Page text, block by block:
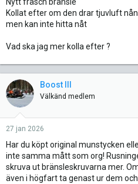
Kollat efter om den drar tjuvluft
men kan inte hitta nåt
Vad ska jag mer kolla efter ?
Boost III
Välkänd medlem
27 jan 2026
Har du köpt original munstycken
inte samma mått som org!
skruva ut bränsleskruvarna mer.
även i högfart ta genast ur dem